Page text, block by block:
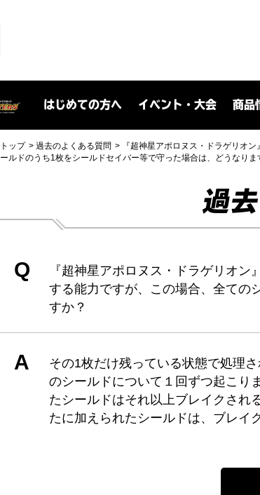
はじめての方へ イベント・大会 商品
トップ 過去のよくある質問
『超神星アポロヌス・ドラゲリオ
ールドのうち1枚をシールドセイバー等で守った場合は、どうなりま
過
Q
『超神星アポロヌス・ドラゲリオ
する能力ですが、この場合、全ての
すか？
A
その1枚だけ残っている状態で処理
のシールドについて１回ずつ起こり
たシールドはそれ以上ブレイクされ
たに加えられたシールドは、ブレイ